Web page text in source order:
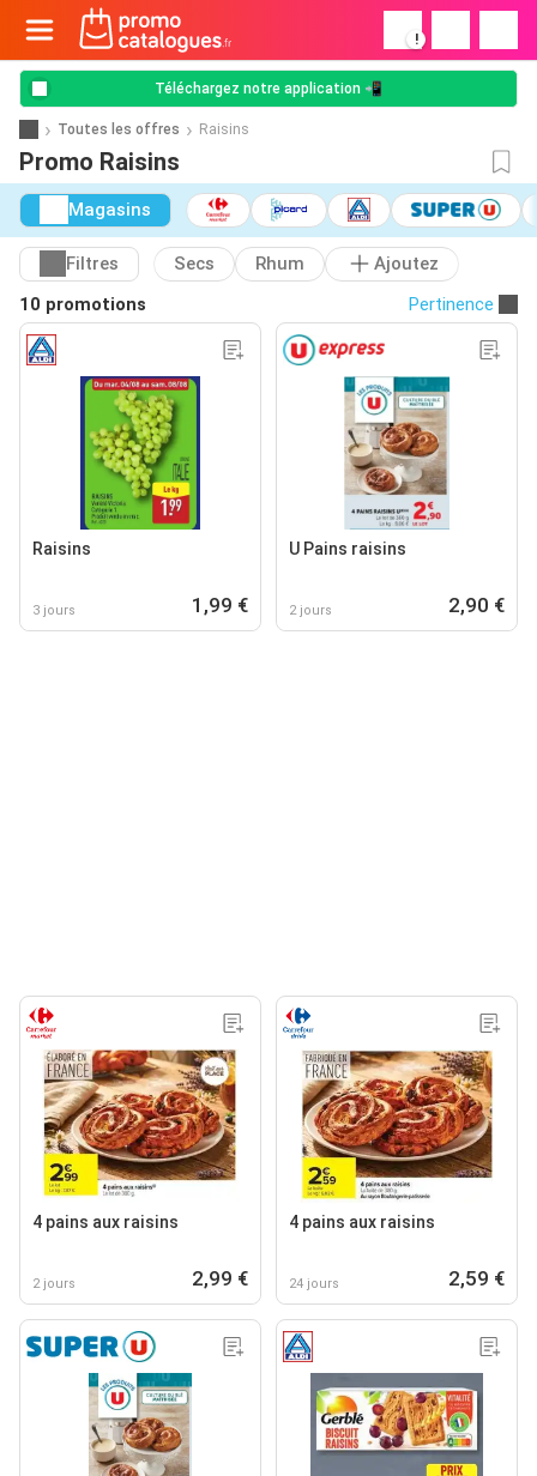
!
Téléchargez notre application 📲
Toutes les offres Raisins
Promo Raisins
Magasins
Filtres Secs Rhum
Ajoutez
10 promotions
Pertinence
Raisins
3 jours 1,99 €
U Pains raisins
2 jours 2,90 €
4 pains aux raisins
2 jours 2,99 €
4 pains aux raisins
24 jours 2,59 €